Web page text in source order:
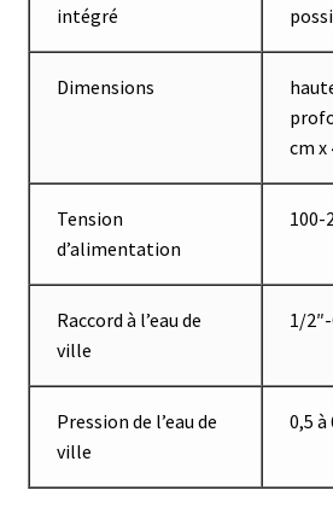
Fermenteurs d’occasion
Four
Lampes UV
Lecteur de microplaque
Logiciel Cyclone – Calcul de cyclones
intégré
Dimensions
cm x
Tension
d’alimentation
100-
Raccord à l’eau de
ville
1/
Pression de l’eau de
ville
0,5 à